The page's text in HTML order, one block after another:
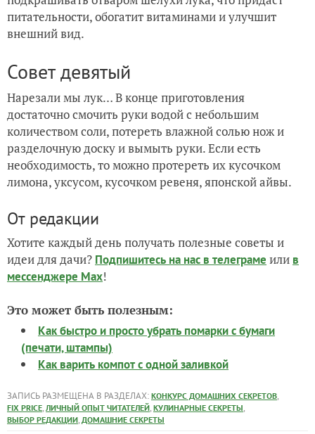
питательности, обогатит витаминами и улучшит
внешний вид.
Совет девятый
Нарезали мы лук… В конце приготовления
достаточно смочить руки водой с небольшим
количеством соли, потереть влажной солью нож и
разделочную доску и вымыть руки. Если есть
необходимость, то можно протереть их кусочком
лимона, уксусом, кусочком ревеня, японской айвы.
От редакции
Хотите каждый день получать полезные советы и
идеи для дачи? Подпишитесь на нас в телеграме или в
мессенджере Max!
Это может быть полезным:
Как быстро и просто убрать помарки с бумаги
(печати, штампы)
Как варить компот с одной заливкой
ЗАПИСЬ РАЗМЕЩЕНА В РАЗДЕЛАХ: КОНКУРС ДОМАШНИХ СЕКРЕТОВ,
FIX PRICE, ЛИЧНЫЙ ОПЫТ ЧИТАТЕЛЕЙ, КУЛИНАРНЫЕ СЕКРЕТЫ,
ВЫБОР РЕДАКЦИИ, ДОМАШНИЕ СЕКРЕТЫ